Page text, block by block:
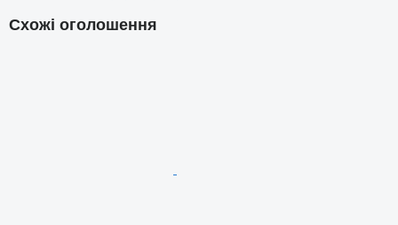
Схожі оголошення